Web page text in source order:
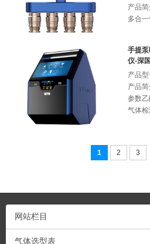
产品
多合
表；
气体
限，
手提
仪-深
产品
产品
参数
气体
可增
项监
1 2 3
网站栏目
气体选型表